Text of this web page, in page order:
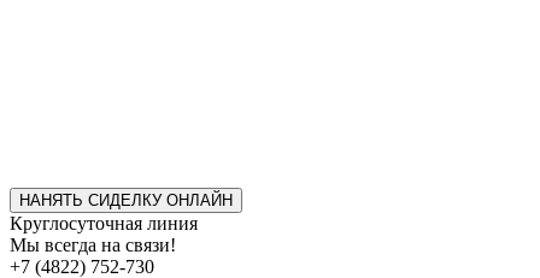
НАНЯТЬ СИДЕЛКУ ОНЛАЙН
Круглосуточная линия
Мы всегда на связи!
+7 (4822) 752-730